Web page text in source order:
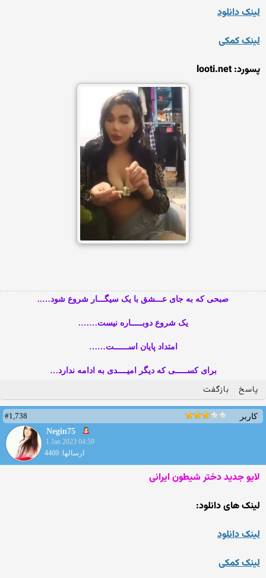
لینک دانلود
لینک کمکی
پسورد: looti.net
صبحی که به جای عـــشق با یک سیگـــار شروع شود…..
یک شروع دوبـــــاره نیست…….
امتداد پایان اســــــت……
برای کســـــی که دیگر امیــــدی به ادامه ندارد…
پاسخ بازگفت
کاربر
#1,738
Negin75
1 Jan 2023 04:59
ارسالها: 4469
لایو جدید دختر شیطون ایرانی
لینک های دانلود:
لینک دانلود
لینک کمکی